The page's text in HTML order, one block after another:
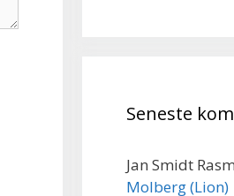
Seneste
Jan Smidt
Molberg (Lion)